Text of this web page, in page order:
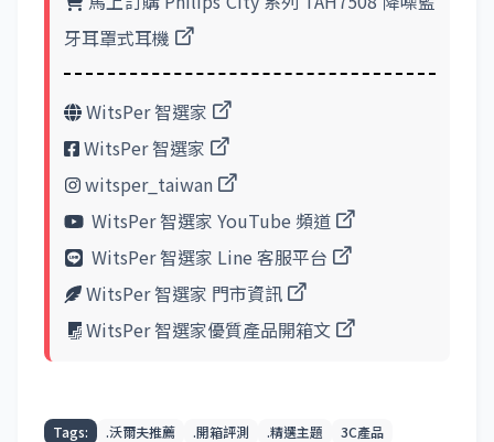
牙耳罩式耳機
WitsPer 智選家
WitsPer 智選家
witsper_taiwan
WitsPer 智選家 YouTube 頻道
WitsPer 智選家 Line 客服平台
WitsPer 智選家 門市資訊
WitsPer 智選家優質產品開箱文
Tags: .沃爾夫推薦 .開箱評測 .精選主題
3C產品